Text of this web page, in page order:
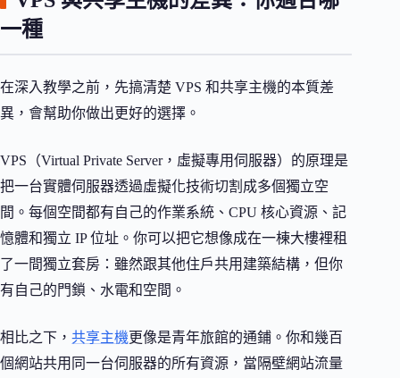
一種
在深入教學之前，先搞清楚 VPS 和共享主機的本質差
異，會幫助你做出更好的選擇。
VPS（Virtual Private Server，虛擬專用伺服器）的原理是
把一台實體伺服器透過虛擬化技術切割成多個獨立空
間。每個空間都有自己的作業系統、CPU 核心資源、記
憶體和獨立 IP 位址。你可以把它想像成在一棟大樓裡租
了一間獨立套房：雖然跟其他住戶共用建築結構，但你
有自己的門鎖、水電和空間。
相比之下， 共享主機更像是青年旅館的通鋪。你和幾百
個網站共用同一台伺服器的所有資源，當隔壁網站流量